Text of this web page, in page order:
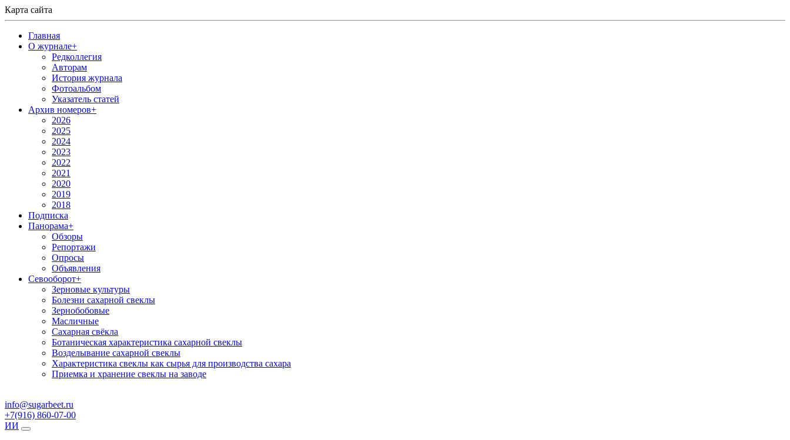
Карта сайта
Главная
О журнале+
Редколлегия
Авторам
История журнала
Фотоальбом
Указатель статей
Архив номеров+
2026
2025
2024
2023
2022
2021
2020
2019
2018
Подписка
Панорама+
Обзоры
Репортажи
Опросы
Объявления
Севооборот+
Зерновые культуры
Болезни сахарной свеклы
Зернобобовые
Масличные
Сахарная свёкла
Ботаническая характеристика сахарной свеклы
Возделывание сахарной свеклы
Характеристика свеклы как сырья для производства сахара
Приемка и хранение свеклы на заводе
info@sugarbeet.ru
+7(916) 860-07-00
ИИ